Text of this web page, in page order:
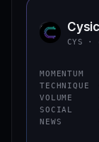
VAR. 7 J
VS ATH
−42,1 %
CONFIANCE
CYS Cysic
CYS
MOMENTUM
TECHNIQUE
VOLUME
SOCIAL
NEWS